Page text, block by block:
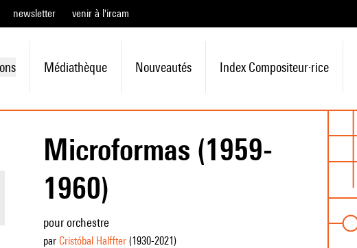
newsletter venir à l'ircam
Médiathèque Nouveautés Index Compositeur·rice
Microformas (1959-
1960)
pour orchestre
par Cristóbal Halffter(1930-2021)